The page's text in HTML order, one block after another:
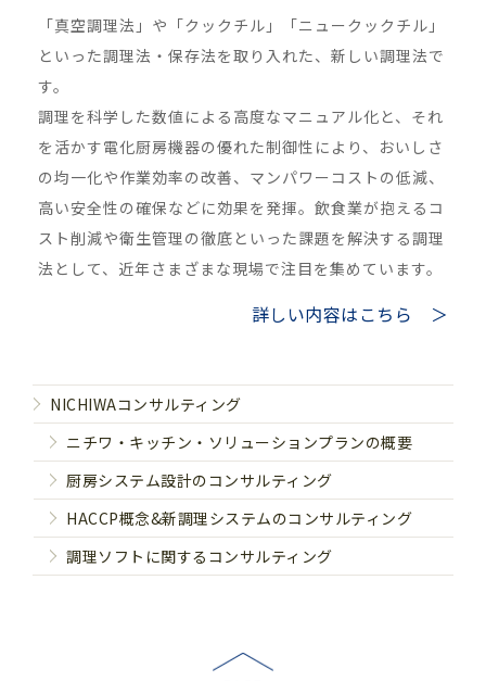
「真空調理法」や「クックチル」「ニュークックチル」
といった調理法・保存法を取り入れた、新しい調理法で
す。
調理を科学した数値による高度なマニュアル化と、それ
を活かす電化厨房機器の優れた制御性により、おいしさ
の均一化や作業効率の改善、マンパワーコストの低減、
高い安全性の確保などに効果を発揮。飲食業が抱えるコ
スト削減や衛生管理の徹底といった課題を解決する調理
法として、近年さまざまな現場で注目を集めています。
詳しい内容はこちら ＞
NICHIWAコンサルティング
ニチワ・キッチン・ソリューションプランの概要
厨房システム設計のコンサルティング
HACCP概念&新調理システムのコンサルティング
調理ソフトに関するコンサルティング